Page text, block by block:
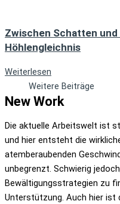
Zwischen Schatten und
Höhlengleichnis
Weiterlesen
Weitere Beiträge
New Work
Die aktuelle Arbeitswelt ist
und hier entsteht die
atemberaubenden
unbegrenzt. Schwierig
Bewältigungsstrategien zu
Unterstützung. Auch hier ist